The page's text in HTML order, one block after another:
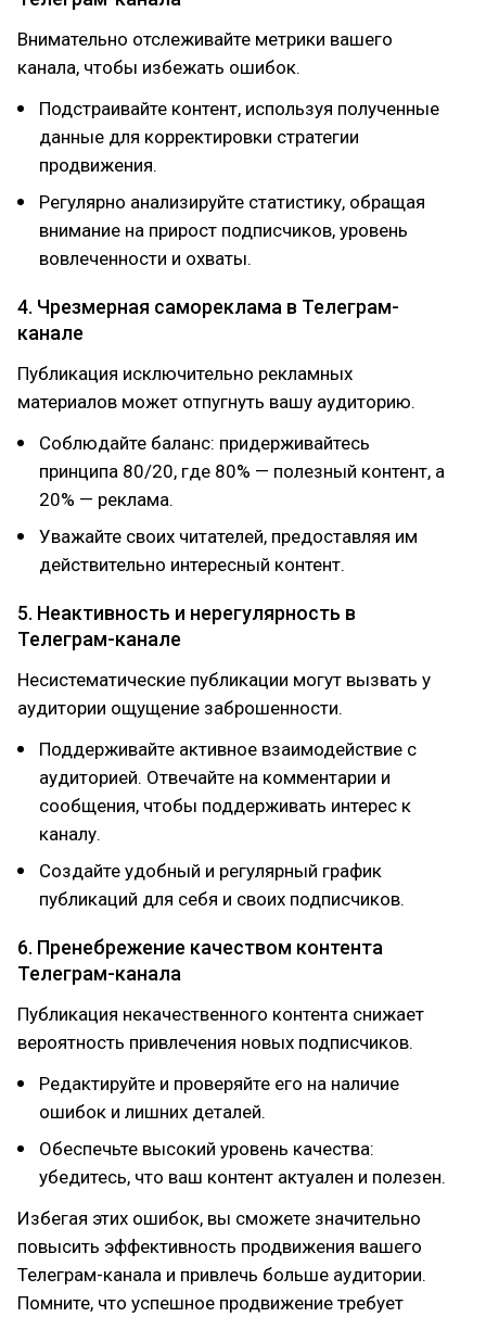
Внимательно отслеживайте метрики вашего
канала, чтобы избежать ошибок.
Подстраивайте контент, используя полученные
данные для корректировки стратегии
продвижения.
Регулярно анализируйте статистику, обращая
внимание на прирост подписчиков, уровень
вовлеченности и охваты.
4. Чрезмерная самореклама в Телеграм-
канале
Публикация исключительно рекламных
материалов может отпугнуть вашу аудиторию.
Соблюдайте баланс: придерживайтесь
принципа 80/20, где 80% — полезный контент, а
20% — реклама.
Уважайте своих читателей, предоставляя им
действительно интересный контент.
5. Неактивность и нерегулярность в
Телеграм-канале
Несистематические публикации могут вызвать у
аудитории ощущение заброшенности.
Поддерживайте активное взаимодействие с
аудиторией. Отвечайте на комментарии и
сообщения, чтобы поддерживать интерес к
каналу.
Создайте удобный и регулярный график
публикаций для себя и своих подписчиков.
6. Пренебрежение качеством контента
Телеграм-канала
Публикация некачественного контента снижает
вероятность привлечения новых подписчиков.
Редактируйте и проверяйте его на наличие
ошибок и лишних деталей.
Обеспечьте высокий уровень качества:
убедитесь, что ваш контент актуален и полезен.
Избегая этих ошибок, вы сможете значительно
повысить эффективность продвижения вашего
Телеграм-канала и привлечь больше аудитории.
Помните, что успешное продвижение требует